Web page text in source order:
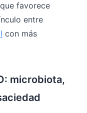
favorece
entre
con más
microbiota,